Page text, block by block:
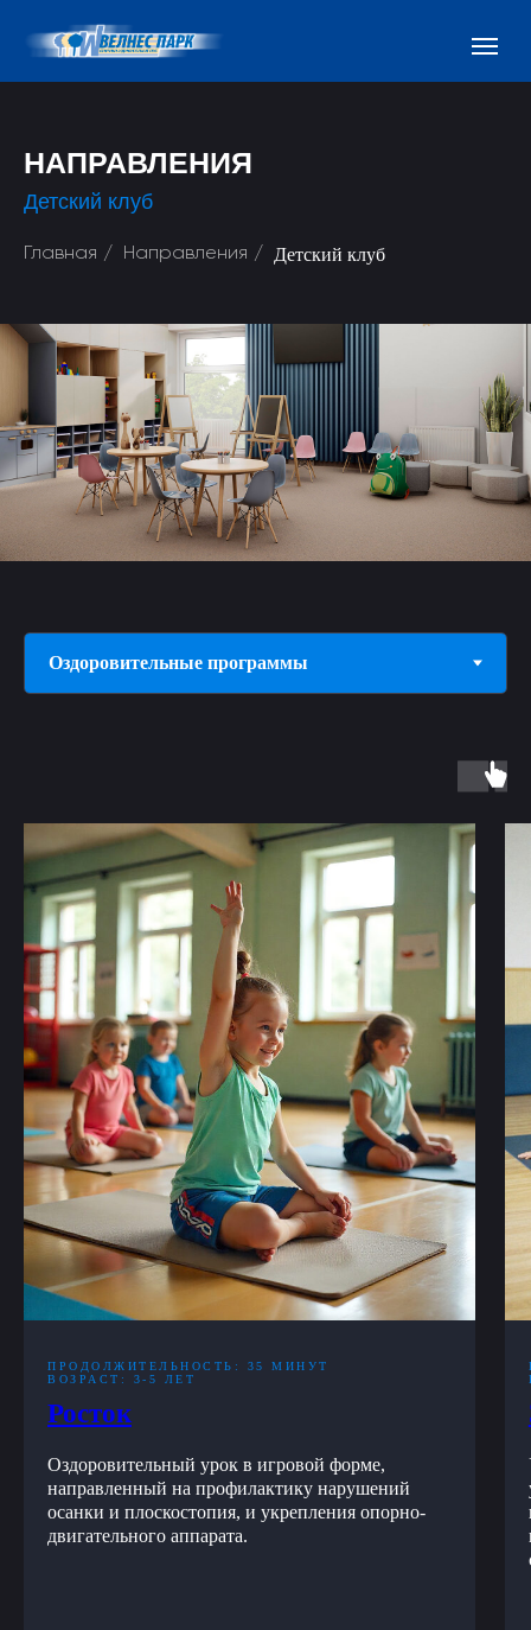
НАПРАВЛЕНИЯ
Детский клуб
Главная / Направления / Детский клуб
ПРОДОЛЖИТЕЛЬНОСТЬ: 35 МИНУТ
ВОЗРАСТ: 3-5 ЛЕТ
Росток
Оздоровительный урок в игровой форме,
направленный на профилактику нарушений
осанки и плоскостопия, и укрепления опорно-
двигательного аппарата.